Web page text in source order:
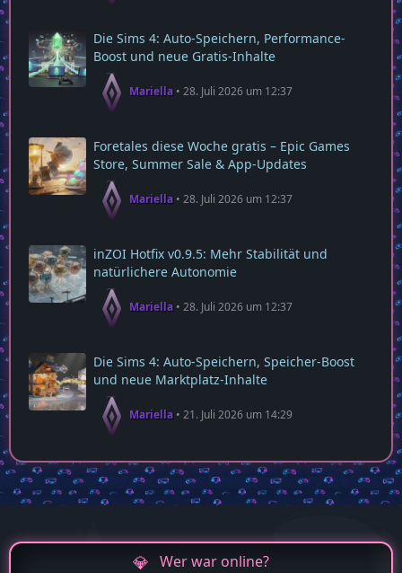
Die Sims 4: Auto-Speichern, Performance-
Boost und neue Gratis-Inhalte
Mariella 28. Juli 2026 um 12:37
Foretales diese Woche gratis – Epic Games
Store, Summer Sale & App‑Updates
Mariella 28. Juli 2026 um 12:37
inZOI Hotfix v0.9.5: Mehr Stabilität und
natürlichere Autonomie
Mariella 28. Juli 2026 um 12:37
Die Sims 4: Auto‑Speichern, Speicher‑Boost
und neue Marktplatz‑Inhalte
Mariella 21. Juli 2026 um 14:29
Wer war online?